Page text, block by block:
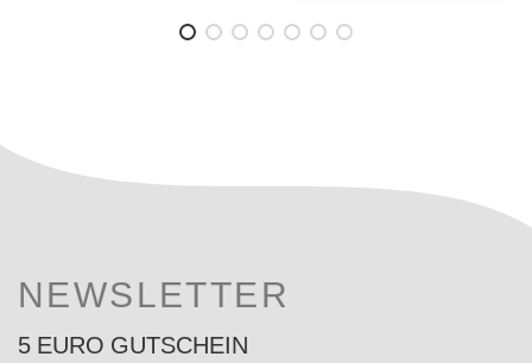
NEWSLETTER
5 EURO GUTSCHEIN